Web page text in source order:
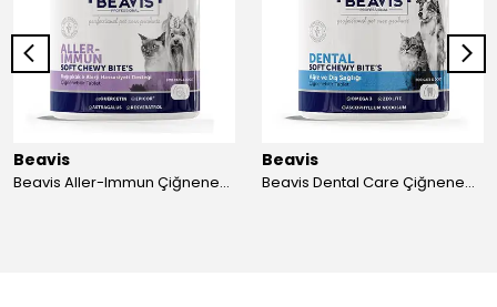
Beavis
Beavis Aller-Immun Çiğnenebilir Tablet 105 gr - 3 Adet
Beavis
Beavis Dental Care Çiğnenebilir Tablet 105 gr - 3 Adet